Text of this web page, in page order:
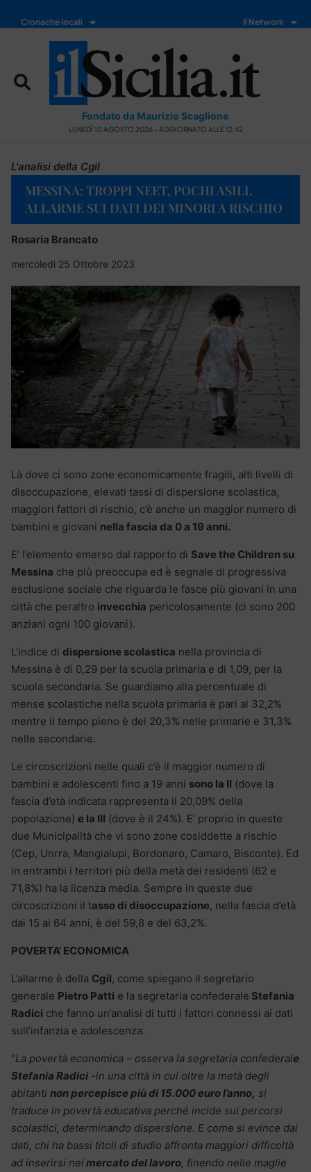
Cronache locali Il Network
Fondato da Maurizio Scaglione
LUNEDÌ 10 AGOSTO 2026 - AGGIORNATO ALLE 12:42
L'analisi della Cgil
MESSINA: TROPPI NEET, POCHI ASILI.
ALLARME SUI DATI DEI MINORI A RISCHIO
Rosaria Brancato
mercoledì 25 Ottobre 2023
Là dove ci sono zone economicamente fragili, alti livelli di
disoccupazione, elevati tassi di dispersione scolastica,
maggiori fattori di rischio, c’è anche un maggior numero di
bambini e giovani nella fascia da 0 a 19 anni.
E’ l’elemento emerso dal rapporto di Save the Children su
Messina che più preoccupa ed è segnale di progressiva
esclusione sociale che riguarda le fasce più giovani in una
città che peraltro invecchia pericolosamente (ci sono 200
anziani ogni 100 giovani).
L’indice di dispersione scolastica nella provincia di
Messina è di 0,29 per la scuola primaria e di 1,09, per la
scuola secondaria. Se guardiamo alla percentuale di
mense scolastiche nella scuola primaria è pari al 32,2%
mentre il tempo pieno è del 20,3% nelle primarie e 31,3%
nelle secondarie.
Le circoscrizioni nelle quali c’è il maggior numero di
bambini e adolescenti fino a 19 anni sono la II (dove la
fascia d’età indicata rappresenta il 20,09% della
popolazione) e la III (dove è il 24%). E’ proprio in queste
due Municipalità che vi sono zone cosiddette a rischio
(Cep, Unrra, Mangialupi, Bordonaro, Camaro, Bisconte). Ed
in entrambi i territori più della metà dei residenti (62 e
71,8%) ha la licenza media. Sempre in queste due
circoscrizioni il tasso di disoccupazione, nella fascia d’età
dai 15 ai 64 anni, è del 59,8 e del 63,2%.
POVERTA’ ECONOMICA
L’allarme è della Cgil, come spiegano il segretario
generale Pietro Patti e la segretaria confederale Stefania
Radici che fanno un’analisi di tutti i fattori connessi ai dati
sull’infanzia e adolescenza.
“La povertà economica – osserva la segretaria confederale
Stefania Radici -in una città in cui oltre la metà degli
abitanti non percepisce più di 15.000 euro l’anno, si
traduce in povertà educativa perché incide sui percorsi
scolastici, determinando dispersione. E come si evince dai
dati, chi ha bassi titoli di studio affronta maggiori difficoltà
ad inserirsi nelmercato del lavoro, finendo nelle maglie